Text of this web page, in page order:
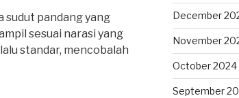
sudut pandang yang
sesuai narasi yang
standar, mencobalah
December
November
October 2024
September